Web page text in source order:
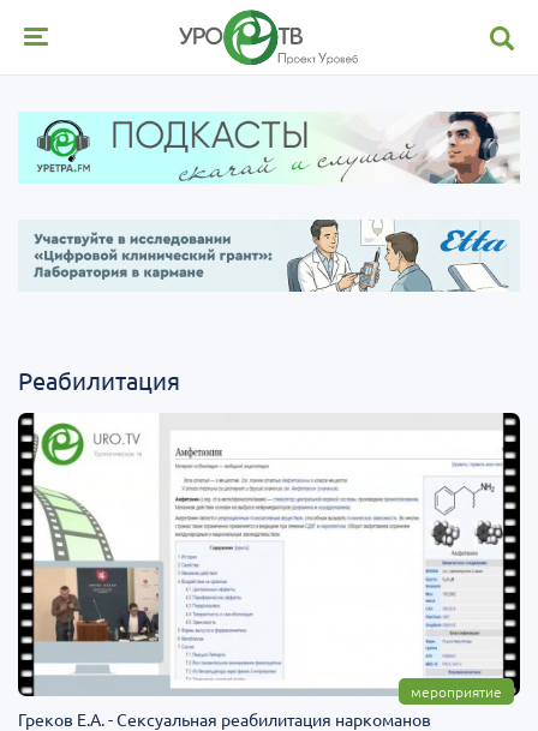
Реабилитация
мероприятие
Греков Е.А. - Сексуальная реабилитация наркоманов